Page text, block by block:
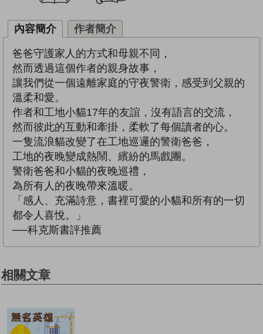
內容簡介 作者簡介
爸爸守護家人的方式和母親不同，
然而透過這個作者的親身故事，
讓我們從一個遠離家庭的守夜警衛，感受到父親的
溫柔和愛。
作者和工地小貓17年的友誼，沒有語言的交流，
然而彼此的互動和牽掛，柔軟了每個讀者的心。
一隻流浪貓改變了在工地巡邏的警衛爸爸，
工地的夜晚變成熱鬧、繽紛的馬戲團。
警衛爸爸和小貓的夜晚巡禮，
為所有人的夜晚帶來溫暖。
「感人、充滿詩意，書裡可愛的小貓和所有的一切
都令人喜悅。」
──科克斯書評推薦
相關文章